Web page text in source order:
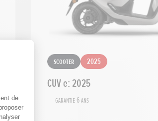
Scooter 2025
CUV e: 2025
Garantie 6 ans